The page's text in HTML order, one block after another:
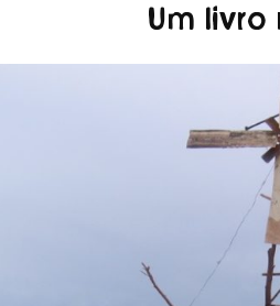
Um